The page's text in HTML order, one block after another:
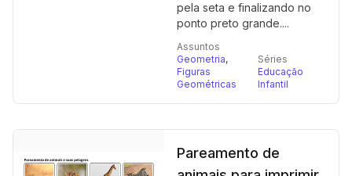
pela seta e finalizando no
ponto preto grande....
Assuntos
Geometria,
Figuras
Geométricas
Séries
Educação
Infantil
Pareamento de